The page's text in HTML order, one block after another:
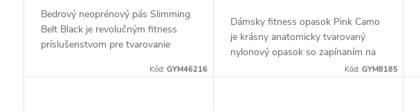
o
t
Bedrový neoprénový pás Slimming
Belt Black je revolučným fitness
príslušenstvom pre tvarovanie
Vďaka prepracovanému dizajnu a
Kód:GYM46216
Dámsky fitness opasok Pink Camo
je krásny anatomicky tvarovaný
nylonový opasok so zapínaním na
suchý zips. Tvarovanie je presne
Kód: GYM8185